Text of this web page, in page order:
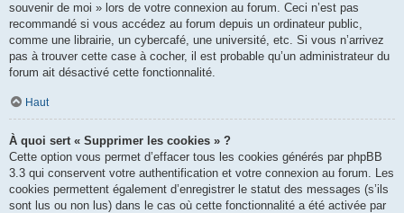
souvenir de moi » lors de votre connexion au forum. Ceci n’est pas
recommandé si vous accédez au forum depuis un ordinateur public,
comme une librairie, un cybercafé, une université, etc. Si vous n’arrivez
pas à trouver cette case à cocher, il est probable qu’un administrateur du
forum ait désactivé cette fonctionnalité.
Haut
À quoi sert « Supprimer les cookies » ?
Cette option vous permet d’effacer tous les cookies générés par phpBB
3.3 qui conservent votre authentification et votre connexion au forum. Les
cookies permettent également d’enregistrer le statut des messages (s’ils
sont lus ou non lus) dans le cas où cette fonctionnalité a été activée par